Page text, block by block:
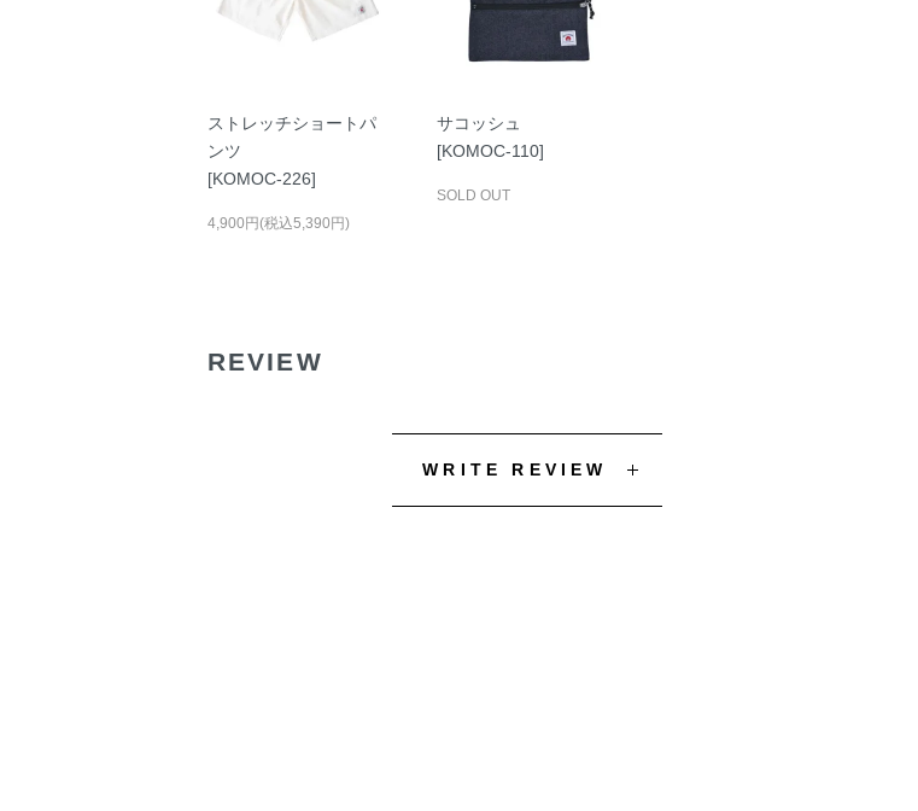
ストレッチショートパ
ンツ
[KOMOC-226]
4,900円(税込5,390円)
サコッシュ
[KOMOC-110]
SOLD OUT
REVIEW
WRITE REVIEW